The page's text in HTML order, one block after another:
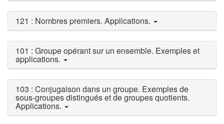
121 : Nombres premiers. Applications.
101 : Groupe opérant sur un ensemble. Exemples et
applications.
103 : Conjugaison dans un groupe. Exemples de
sous-groupes distingués et de groupes quotients.
Applications.